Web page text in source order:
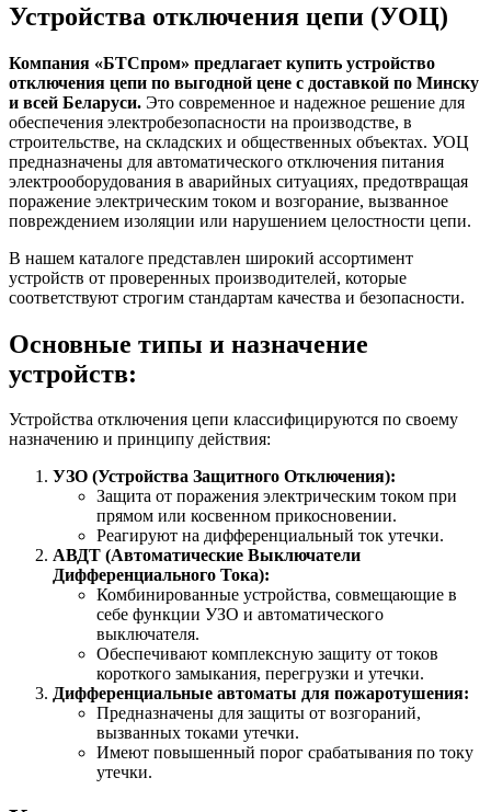
Устройства отключения цепи (УОЦ)
Компания «БТСпром» предлагает купить устройство
отключения цепи по выгодной цене с доставкой по Минску
и всей Беларуси. Это современное и надежное решение для
обеспечения электробезопасности на производстве, в
строительстве, на складских и общественных объектах. УОЦ
предназначены для автоматического отключения питания
электрооборудования в аварийных ситуациях, предотвращая
поражение электрическим током и возгорание, вызванное
повреждением изоляции или нарушением целостности цепи.
В нашем каталоге представлен широкий ассортимент
устройств от проверенных производителей, которые
соответствуют строгим стандартам качества и безопасности.
Основные типы и назначение
устройств:
Устройства отключения цепи классифицируются по своему
назначению и принципу действия:
УЗО (Устройства Защитного Отключения):
Защита от поражения электрическим током при
прямом или косвенном прикосновении.
Реагируют на дифференциальный ток утечки.
АВДТ (Автоматические Выключатели
Дифференциального Тока):
Комбинированные устройства, совмещающие в
себе функции УЗО и автоматического
выключателя.
Обеспечивают комплексную защиту от токов
короткого замыкания, перегрузки и утечки.
Дифференциальные автоматы для пожаротушения:
Предназначены для защиты от возгораний,
вызванных токами утечки.
Имеют повышенный порог срабатывания по току
утечки.